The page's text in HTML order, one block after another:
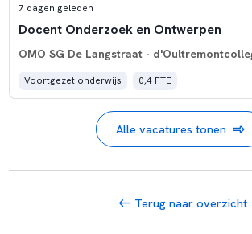
7 dagen geleden
Docent Onderzoek en Ontwerpen
OMO SG De Langstraat -
Voortgezet onderwijs 0,4 FTE
Alle vacatures tonen
Terug naar overzicht